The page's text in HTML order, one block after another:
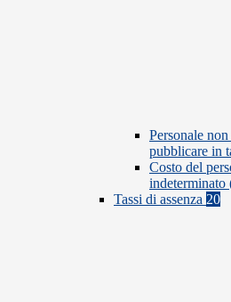
Personale
pubblicare in
Costo del
indeterminato
Tassi di assenza 20